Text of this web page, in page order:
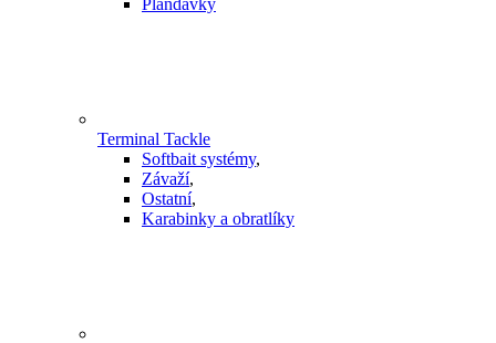
Plandavky
Terminal Tackle
Softbait systémy,
Závaží,
Ostatní,
Karabinky a obratlíky